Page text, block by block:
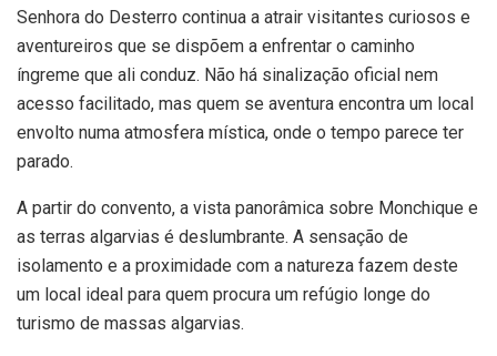
Senhora do Desterro continua a atrair visitantes curiosos e
aventureiros que se dispõem a enfrentar o caminho
íngreme que ali conduz. Não há sinalização oficial nem
acesso facilitado, mas quem se aventura encontra um local
envolto numa atmosfera mística, onde o tempo parece ter
parado.
A partir do convento, a vista panorâmica sobre Monchique e
as terras algarvias é deslumbrante. A sensação de
isolamento e a proximidade com a natureza fazem deste
um local ideal para quem procura um refúgio longe do
turismo de massas algarvias.